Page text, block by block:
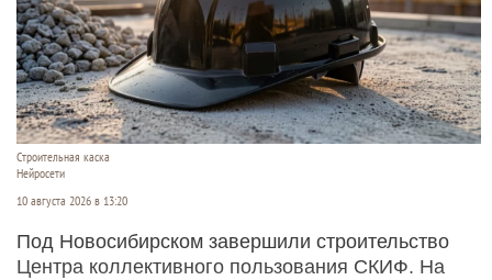
Строительная каска
Нейросети
10 августа 2026 в 13:20
Под Новосибирском завершили строительство
Центра коллективного пользования СКИФ. На